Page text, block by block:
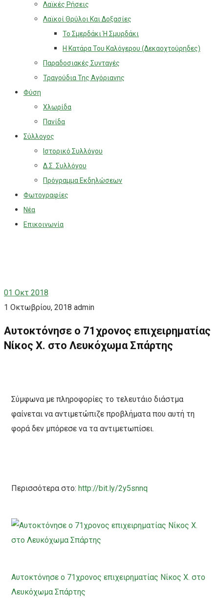
Λαϊκές Ρήσεις
Λαϊκοί Θρύλοι Και Δοξασίες
Το Σμερδάκι Ή Σμυρδάκι
Η Κατάρα Του Καλόγερου (Δεκαοχτούρηδες)
Παραδοσιακές Συνταγές
Τραγούδια Της Αγόριανης
Φύση
Χλωρίδα
Πανίδα
Σύλλογος
Ιστορικό Συλλόγου
Δ.Σ. Συλλόγου
Πρόγραμμα Εκδηλώσεων
Φωτογραφίες
Νέα
Επικοινωνία
01 Οκτ 2018
1 Οκτωβρίου, 2018 admin
Αυτοκτόνησε ο 71χρονος επιχειρηματίας
Νίκος Χ. στο Λευκόχωμα Σπάρτης
Σύμφωνα με πληροφορίες το τελευτάιο διάστμα
φαίνεται να αντιμετώπιζε προβλήματα που αυτή τη
φορά δεν μπόρεσε να τα αντιμετωπίσει.
Περισσότερα στο: http://bit.ly/2y5snnq
Αυτοκτόνησε ο 71χρονος επιχειρηματίας Νίκος Χ. στο
Λευκόχωμα Σπάρτης